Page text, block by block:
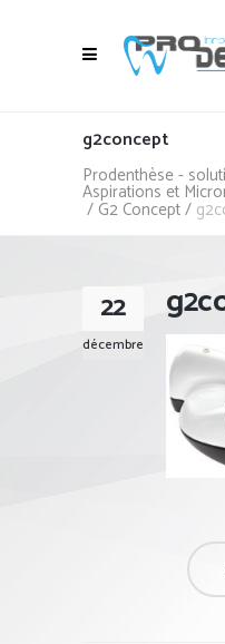
g2concept
Prodenthèse -
Aspirations et
/ G2 Concept/
22
décembre